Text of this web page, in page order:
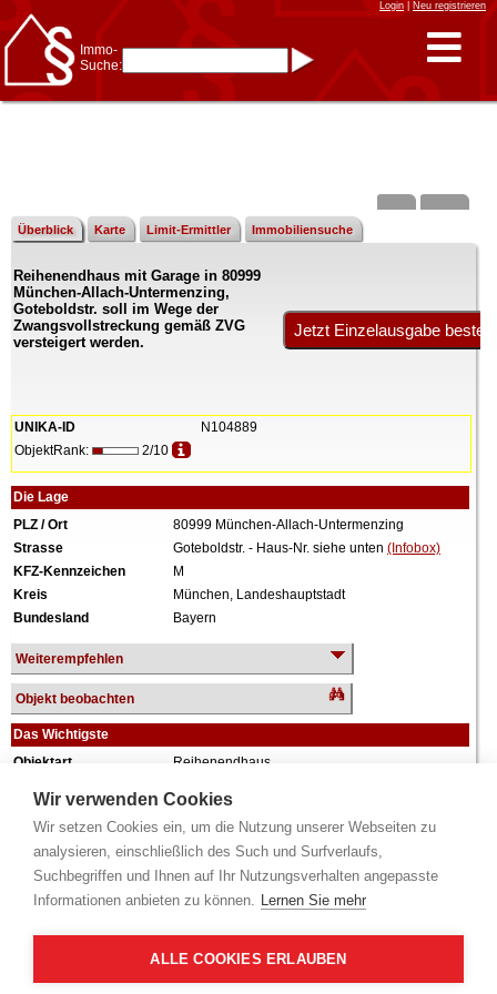
Wir verwenden Cookies
Wir setzen Cookies ein, um die Nutzung unserer Webseiten zu
analysieren, einschließlich des Such und Surfverlaufs,
Suchbegriffen und Ihnen auf Ihr Nutzungsverhalten angepasste
Informationen anbieten zu können. Lernen Sie mehr
ALLE COOKIES ERLAUBEN
Login| Neu registrieren
Immo-
Suche:
z.B.:15 Frankfurtfür
Frankfurt/Oder
und6 Frankfurtfür Frankfurt
Immobiliensuche
nach Kreis
nach Amtsgericht
Überblick Karte Limit-Ermittler Immobiliensuche
Reihenendhaus mit Garage in 80999
München-Allach-Untermenzing,
Goteboldstr. soll im Wege der
Zwangsvollstreckung gemäß ZVG
versteigert werden.
UNIKA-ID
N104889
ObjektRank:
2/10
Die Lage
PLZ / Ort
80999 München-Allach-Untermenzing
Strasse
Goteboldstr. - Haus-Nr. siehe unten (Infobox)
KFZ-Kennzeichen
M
Kreis
München, Landeshauptstadt
Bundesland
Bayern
Weiterempfehlen
Objekt beobachten
Das Wichtigste
Objektart
Reihenendhaus
Wiederholungstermin
Nein
Termin
siehe unten(Infobox)
Baujahr
ca. 2020
Grundstück
241 m²
Wohnfläche
138 m²